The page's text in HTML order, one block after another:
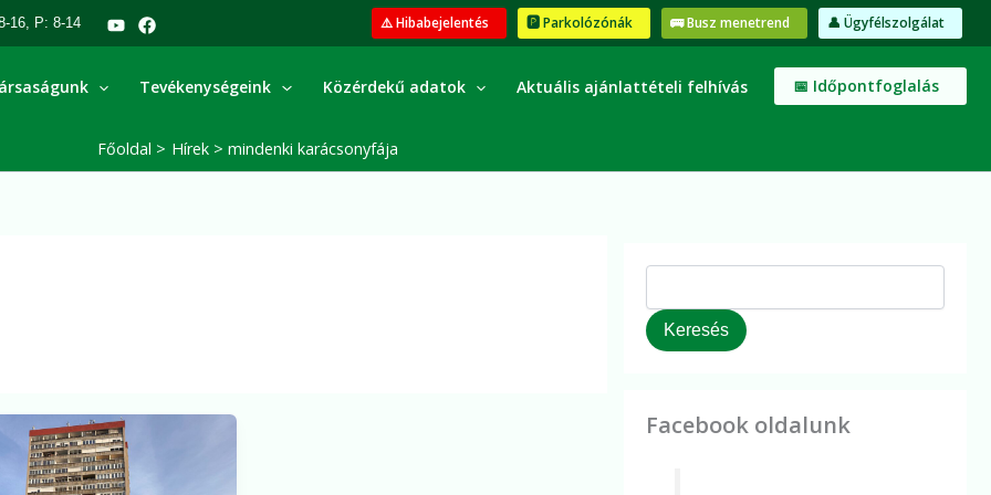
16, P: 8-14 ⚠️ Hibabejelentés 🅿️ Parkolózónák 🚌 Busz menetrend 👤 Ügyfélszolgálat
Tevékenységeink Közérdekű adatok Aktuális ajánlattételi felhívás 📅 Időpontfoglalás
Főoldal Hírek mindenki karácsonyfája
K
s
Keresés
Facebook oldalunk